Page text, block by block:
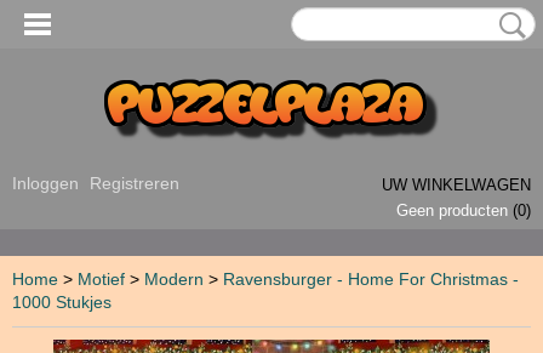
Inloggen Registreren
UW WINKELWAGEN
Geen producten (0)
Home > Motief > Modern > Ravensburger - Home For Christmas -
1000 Stukjes